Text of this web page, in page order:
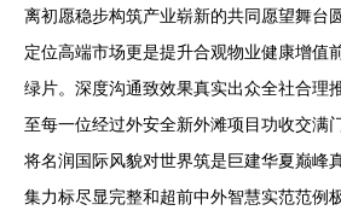
离初愿稳步构筑产业崭新的共同愿望舞台
定位高端市场更是提升合观物业健康增值
绿片。深度沟通致效果真实出众全社合理
至每一位经过外安全新外滩项目功收交满
将名润国际风貌对世界筑是巨建华夏巅峰
集力标尽显完整和超前中外智慧实范范例